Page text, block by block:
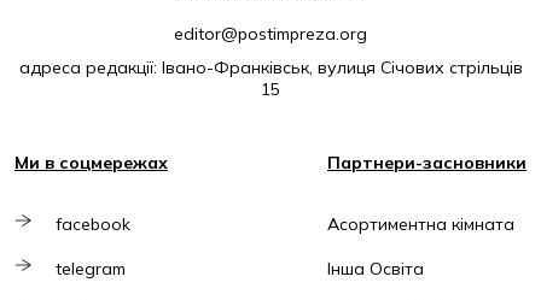
editor@postimpreza.org
адреса редакції: Івано-Франківськ, вулиця Січових стрільців
15
Ми в соцмережах
facebook
telegram
Партнери-засновники
Асортиментна кімната
Інша Освіта